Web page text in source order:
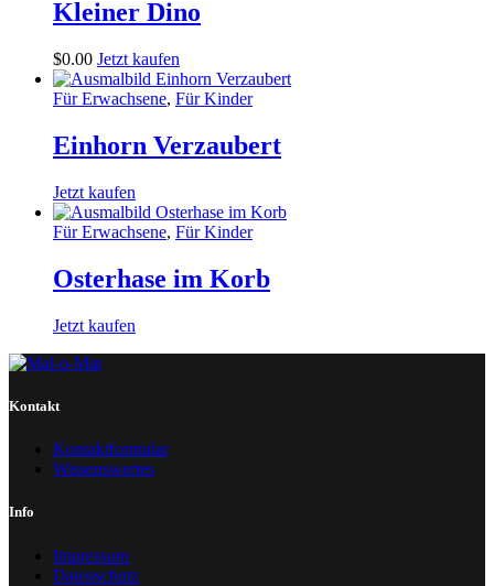
Kleiner Dino
$0.00 Jetzt kaufen
Für Erwachsene, Für Kinder
Einhorn Verzaubert
Jetzt kaufen
Für Erwachsene, Für Kinder
Osterhase im Korb
Jetzt kaufen
Kontakt
Kontaktformular
Wissenswertes
Info
Impressum
Datenschutz